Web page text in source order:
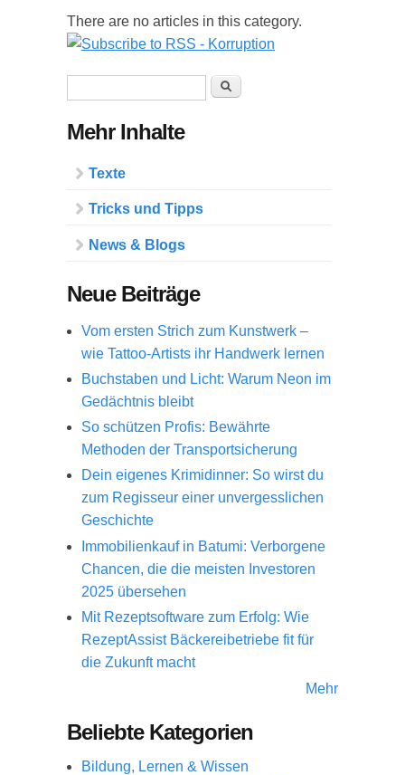
There are no articles in this category.
Suche
Mehr Inhalte
Texte
Tricks und Tipps
News & Blogs
Neue Beiträge
Vom ersten Strich zum Kunstwerk –
wie Tattoo-Artists ihr Handwerk lernen
Buchstaben und Licht: Warum Neon im
Gedächtnis bleibt
So schützen Profis: Bewährte
Methoden der Transportsicherung
Dein eigenes Krimidinner: So wirst du
zum Regisseur einer unvergesslichen
Geschichte
Immobilienkauf in Batumi: Verborgene
Chancen, die die meisten Investoren
2025 übersehen
Mit Rezeptsoftware zum Erfolg: Wie
RezeptAssist Bäckereibetriebe fit für
die Zukunft macht
Mehr
Beliebte Kategorien
Bildung, Lernen & Wissen